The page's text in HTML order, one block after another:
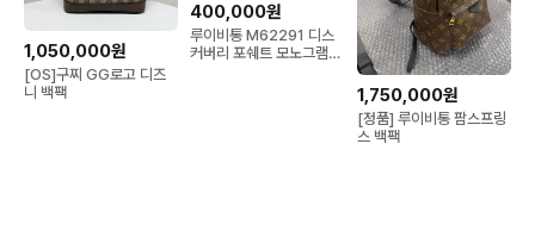
1,050,000원
[OS]구찌 GG로고 디즈
니 백팩
400,000원
루이비통 M62291 디스
커버리 포쉐트 모노그램
1,750,000원
[정품] 루이비통 팜스프링
스 백팩